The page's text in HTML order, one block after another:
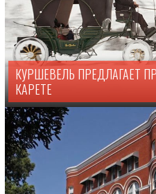
КУРШЕВЕЛЬ ПРЕДЛАГАЕТ
КАРЕТЕ